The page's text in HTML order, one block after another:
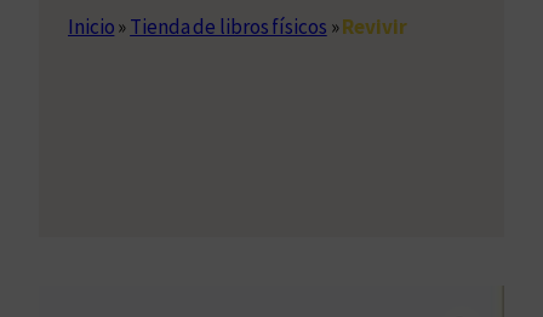
Inicio»Tienda de libros físicos »Revivir